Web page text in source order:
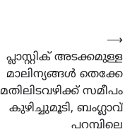
പ്ലാസ്റ്റിക് അടക്കമുള്ള
മാലിന്യങ്ങൾ തെക്കേ
മതിലിടവഴിക്ക് സമീപം
കുഴിച്ചുമൂടി, ബംഗ്ലാവ്
പറമ്പിലെ
⟶